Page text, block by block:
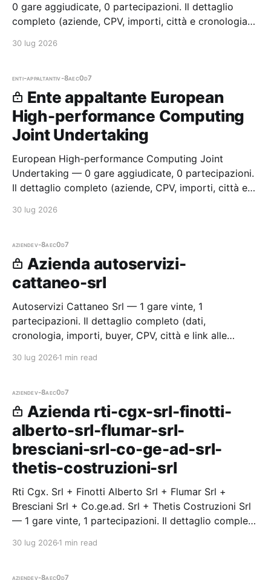
0 gare aggiudicate, 0 partecipazioni. Il dettaglio
completo (aziende, CPV, importi, città e cronologia
30 lug 2026
enti-appaltantiv-8aec0d7
Ente appaltante European
High-performance Computing
Joint Undertaking
European High-performance Computing Joint
Undertaking — 0 gare aggiudicate, 0 partecipazioni.
Il dettaglio completo (aziende, CPV, importi, città e
Radar.
30 lug 2026
aziendev-8aec0d7
Azienda autoservizi-
cattaneo-srl
Autoservizi Cattaneo Srl — 1 gare vinte, 1
partecipazioni. Il dettaglio completo (dati,
cronologia, importi, buyer, CPV, città e link alle
30 lug 2026 1 min read
aziendev-8aec0d7
Azienda rti-cgx-srl-finotti-
alberto-srl-flumar-srl-
bresciani-srl-co-ge-ad-srl-
thetis-costruzioni-srl
Rti Cgx. Srl + Finotti Alberto Srl + Flumar Srl +
Bresciani Srl + Co.ge.ad. Srl + Thetis Costruzioni Srl
— 1 gare vinte, 1 partecipazioni. Il dettaglio completo
30 lug 2026 1 min read
aziendev-8aec0d7